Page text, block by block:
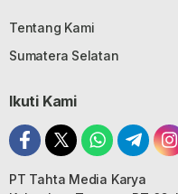
Tentang Kami
Sumatera Selatan
Ikuti Kami
PT Tahta Media Karya